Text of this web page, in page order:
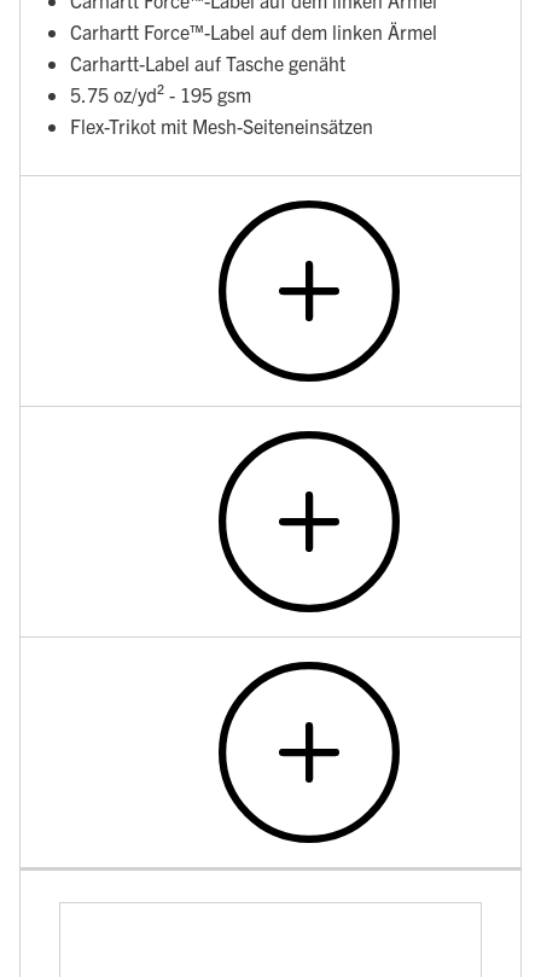
Carhartt Force™-Label auf dem linken Ärmel
Carhartt-Label auf Tasche genäht
5.75 oz/yd² - 195 gsm
Flex-Trikot mit Mesh-Seiteneinsätzen